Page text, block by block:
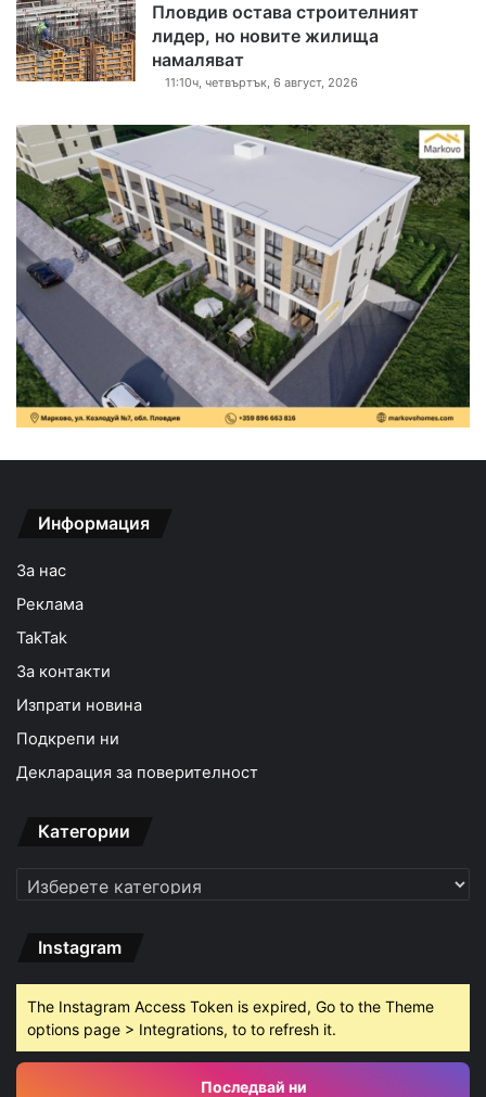
Пловдив остава строителният
лидер, но новите жилища
намаляват
11:10ч, четвъртък, 6 август, 2026
Информация
За нас
Реклама
TakTak
За контакти
Изпрати новина
Подкрепи ни
Декларация за поверителност
Категории
Категории
Instagram
The Instagram Access Token is expired, Go to the Theme
options page > Integrations, to to refresh it.
Последвай ни